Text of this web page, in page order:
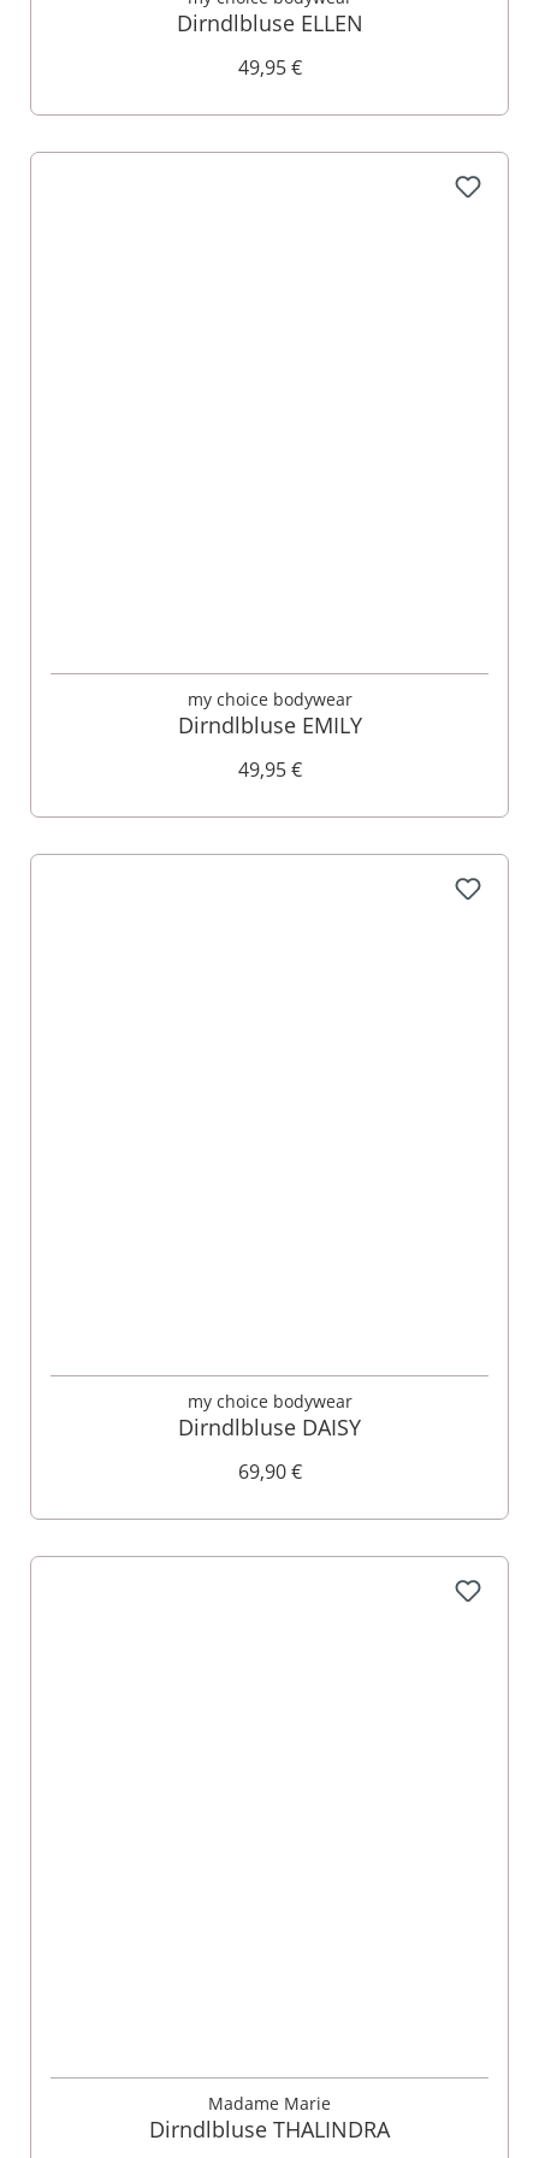
Dirndlbluse ELLEN
49,95 €
my choice bodywear
Dirndlbluse EMILY
49,95 €
my choice bodywear
Dirndlbluse DAISY
69,90 €
Madame Marie
Dirndlbluse THALINDRA